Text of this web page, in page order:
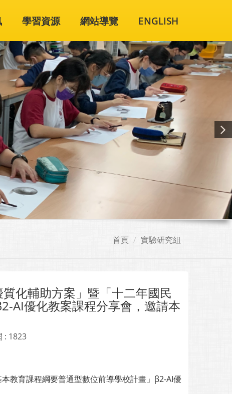
學習資源 網站導覽 ENGLISH
首頁 實驗研究組
化輔助方案」暨「十二年國民
AI優化教案課程分享會，邀請本
: 1823
教育課程綱要普通型數位前導學校計畫」β2-AI優